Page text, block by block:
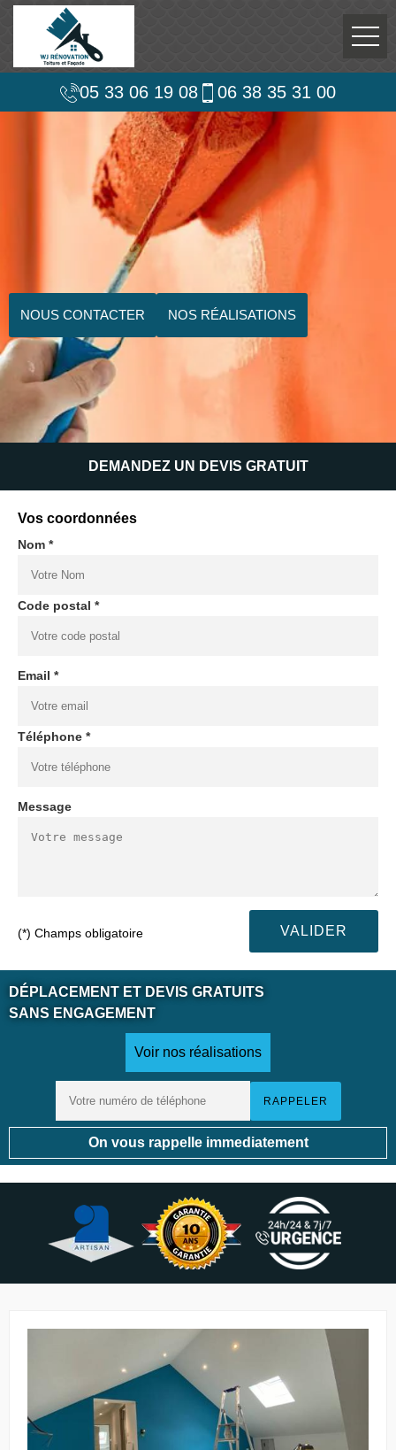
05 33 06 19 08 06 38 35 31 00
NOUS CONTACTER NOS RÉALISATIONS
DEMANDEZ UN DEVIS GRATUIT
Vos coordonnées
Nom *
Code postal *
Email *
Téléphone *
Message
(*) Champs obligatoire
DÉPLACEMENT ET DEVIS GRATUITS
SANS ENGAGEMENT
Voir nos réalisations
On vous rappelle immediatement